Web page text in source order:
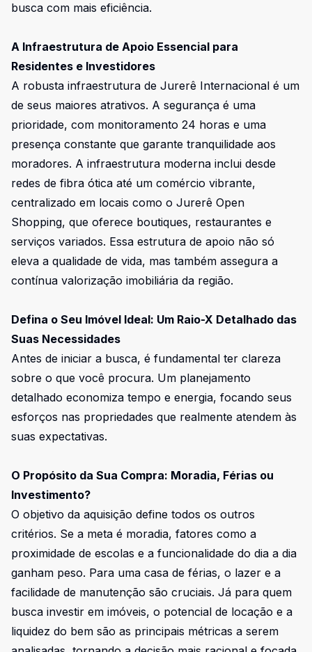
busca com mais eficiência.
A Infraestrutura de Apoio Essencial para
Residentes e Investidores
A robusta infraestrutura de Jurerê Internacional é um
de seus maiores atrativos. A segurança é uma
prioridade, com monitoramento 24 horas e uma
presença constante que garante tranquilidade aos
moradores. A infraestrutura moderna inclui desde
redes de fibra ótica até um comércio vibrante,
centralizado em locais como o Jurerê Open
Shopping, que oferece boutiques, restaurantes e
serviços variados. Essa estrutura de apoio não só
eleva a qualidade de vida, mas também assegura a
contínua valorização imobiliária da região.
Defina o Seu Imóvel Ideal: Um Raio-X Detalhado das
Suas Necessidades
Antes de iniciar a busca, é fundamental ter clareza
sobre o que você procura. Um planejamento
detalhado economiza tempo e energia, focando seus
esforços nas propriedades que realmente atendem às
suas expectativas.
O Propósito da Sua Compra: Moradia, Férias ou
Investimento?
O objetivo da aquisição define todos os outros
critérios. Se a meta é moradia, fatores como a
proximidade de escolas e a funcionalidade do dia a dia
ganham peso. Para uma casa de férias, o lazer e a
facilidade de manutenção são cruciais. Já para quem
busca investir em imóveis, o potencial de locação e a
liquidez do bem são as principais métricas a serem